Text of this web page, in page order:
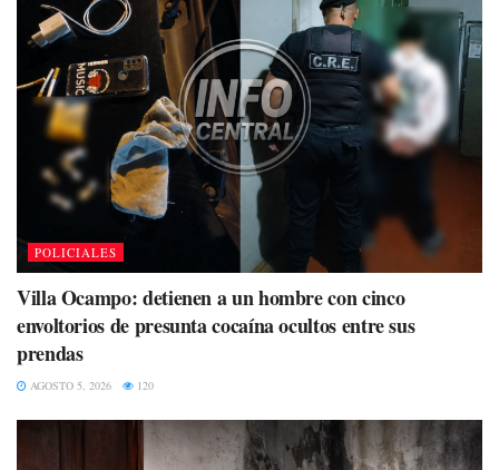
POLICIALES
Villa Ocampo: detienen a un hombre con cinco
envoltorios de presunta cocaína ocultos entre sus
prendas
AGOSTO 5, 2026 120